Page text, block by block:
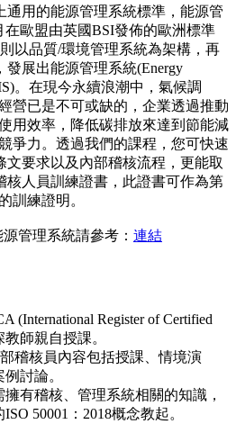
通用的能源管理系統標準，能源管
在歐盟由英國BSI發佈的歐洲標準
以品質/環境管理系統為架構，再
發展出能源管理系統(Energy
。在現今永續浪潮中，氣候調
營已是不可或缺的，企業透過推動
用效率，降低碳排放來達到節能減
爭力。透過我們的課程，您可快速
文要求以及內部稽核流程，更能取
核人員訓練證書，此證書可作為第
訓練證明。
管理系統請參考： 連結
(International Register of Certified
師親自授課。
部稽核員內容包括授課、情境演
討論。
有稽核、管理系統相關的知識，
50001：2018概念教起。